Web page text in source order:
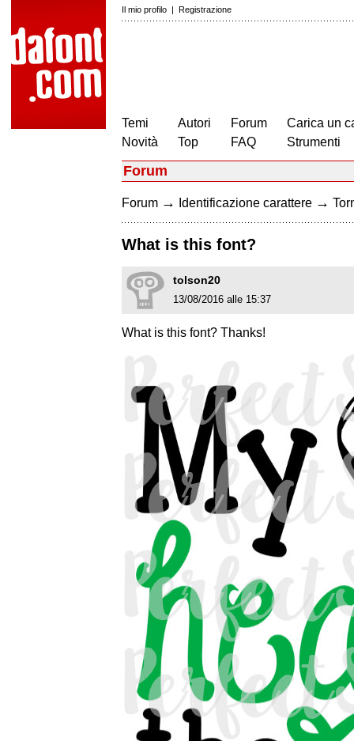
Il mio profilo | Registrazione
Temi
Novità
Autori
Top
Forum
FAQ
Carica un
Strumenti
Forum
Forum → Identificazione carattere →
What is this font?
tolson20
13/08/2016 alle 15:37
What is this font? Thanks!